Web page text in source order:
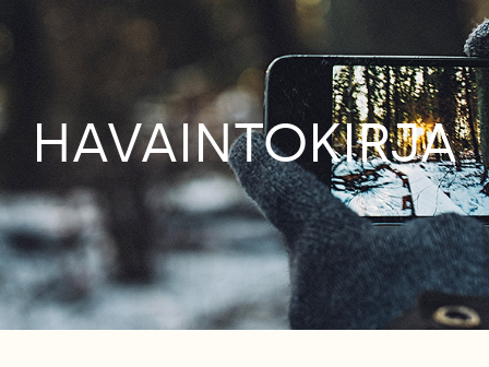
HAVAINTOKIRJA